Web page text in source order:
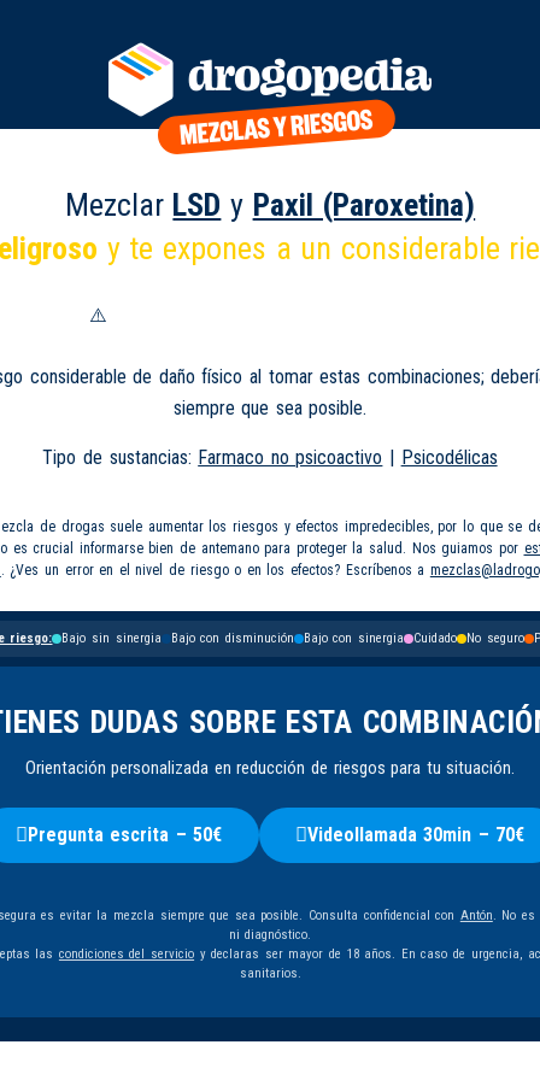
Mezclar LSD y Paxil (Paroxetina)
y te expones a un considerable
considerable de daño físico al tomar estas combinaciones;
siempre que sea posible.
Tipo de sustancias: Farmaco no psicoactivo | Psicodélicas
de drogas suele aumentar los riesgos y efectos impredecibles, por lo que se
es crucial informarse bien de antemano para proteger la salud. Nos guiamos por
. ¿Ves un error en el nivel de riesgo o en los efectos? Escríbenos a
riesgo: Bajo sin sinergia Bajo con disminución Bajo con sinergia Cuidado No seguro
DUDAS SOBRE ESTA
Orientación personalizada en reducción de riesgos para tu situación.
Pregunta escrita – 50€ Videollamada 30min – 70€
es evitar la mezcla siempre que sea posible. Consulta confidencial con Antón. No es
ni diagnóstico.
las condiciones del servicio y declaras ser mayor de 18 años. En caso de urgencia,
sanitarios.